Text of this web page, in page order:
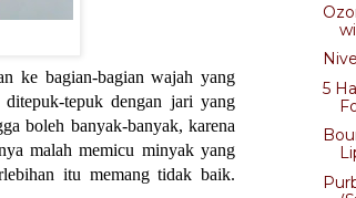
ke bagian-bagian wajah yang
tepuk dengan jari yang
boleh banyak-banyak, karena
malah memicu minyak yang
itu memang tidak baik.
5